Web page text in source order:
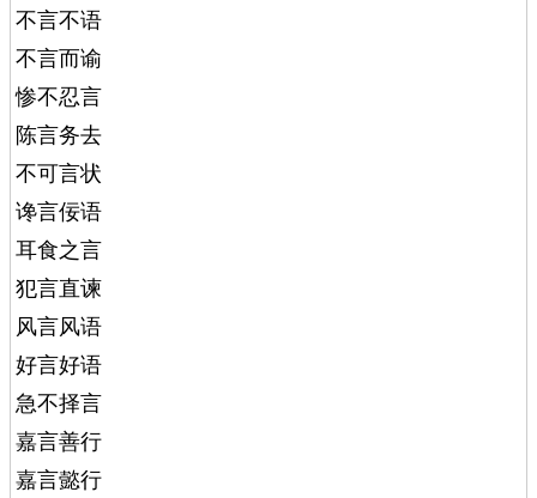
不言不语
不言而谕
惨不忍言
陈言务去
不可言状
谗言佞语
耳食之言
犯言直谏
风言风语
好言好语
急不择言
嘉言善行
嘉言懿行